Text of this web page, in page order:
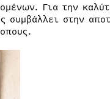
Για την
συμβάλλει στην